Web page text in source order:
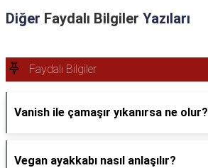
Diğer Faydalı Bilgiler Yazıları
Faydalı Bilgiler
Vanish ile çamaşır yıkanırsa ne olur?
Vegan ayakkabı nasıl anlaşılır?